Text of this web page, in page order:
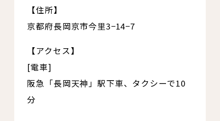
【住所】
京都府長岡京市今里3−14−7
【アクセス】
[電車]
阪急「長岡天神」駅下車、タクシーで10
分